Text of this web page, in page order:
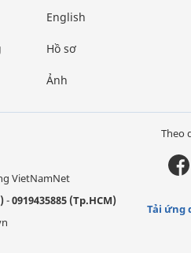
English
Hồ sơ
Ảnh
VietNamNet
-0919435885 (Tp.HCM)
Theo
Tải ứng